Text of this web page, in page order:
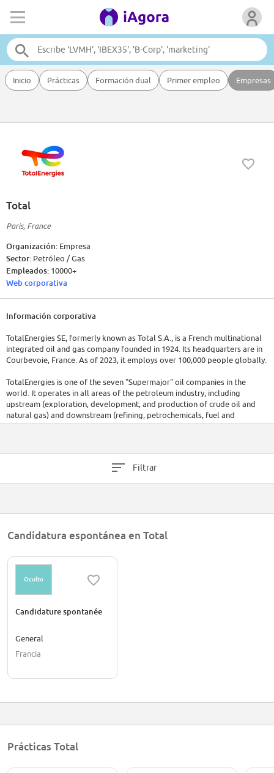
Inicio Prácticas Formación dual Primer empleo Empresas
Total
Paris, France
Organización: Empresa
Sector: Petróleo / Gas
Empleados: 10000+
Web corporativa
Información corporativa
TotalEnergies SE, formerly known as Total S.A., is a French multinational
integrated oil and gas company founded in 1924. Its headquarters are in
Courbevoie, France. As of 2023, it employs over 100,000 people globally.
TotalEnergies is one of the seven "Supermajor" oil companies in the
world. It operates in all areas of the petroleum industry, including
upstream (exploration, development, and production of crude oil and
natural gas) and downstream (refining, petrochemicals, fuel and
lubricant marketing). It also has significant interests in renewable energy
Filtrar
Candidatura espontánea en Total
Oculto
Candidature spontanée
General
Francia
Prácticas Total